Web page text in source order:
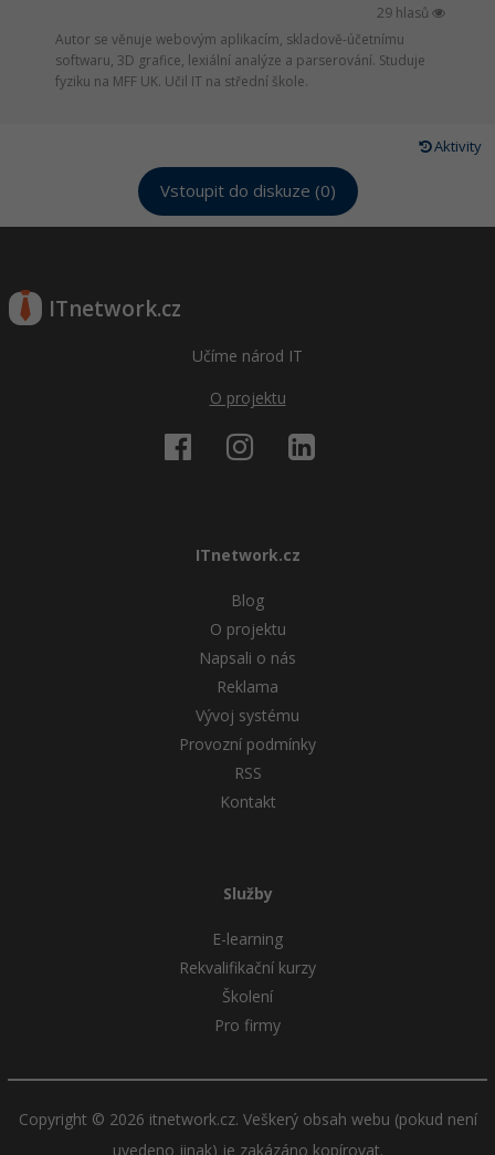
29 hlasů
Autor se věnuje webovým aplikacím, skladově-účetnímu
softwaru, 3D grafice, lexiální analýze a parserování. Studuje
fyziku na MFF UK. Učil IT na střední škole.
Aktivity
Vstoupit do diskuze (0)
ITnetwork.cz
Učíme národ IT
O projektu
ITnetwork.cz
Blog
O projektu
Napsali o nás
Reklama
Vývoj systému
Provozní podmínky
RSS
Kontakt
Služby
E-learning
Rekvalifikační kurzy
Školení
Pro firmy
Copyright © 2026 itnetwork.cz. Veškerý obsah webu (pokud není
uvedeno jinak) je zakázáno kopírovat.